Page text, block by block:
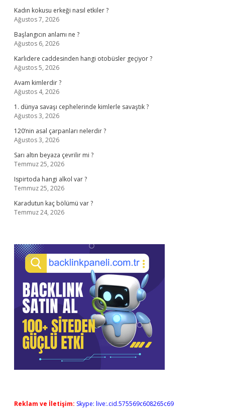
Kadın kokusu erkeği nasıl etkiler ?
Ağustos 7, 2026
Başlangıcın anlamı ne ?
Ağustos 6, 2026
Karlıdere caddesinden hangi otobüsler geçiyor ?
Ağustos 5, 2026
Avam kimlerdir ?
Ağustos 4, 2026
1. dünya savaşı cephelerinde kimlerle savaştık ?
Ağustos 3, 2026
120’nin asal çarpanları nelerdir ?
Ağustos 3, 2026
Sarı altın beyaza çevrilir mi ?
Temmuz 25, 2026
Ispirtoda hangi alkol var ?
Temmuz 25, 2026
Karadutun kaç bölümü var ?
Temmuz 24, 2026
Reklam ve İletişim: Skype: live:.cid.575569c608265c69